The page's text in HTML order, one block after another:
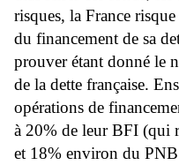
risques, la France
du financement de sa
prouver étant donné le
de la dette française.
opérations de
à 20% de leur BFI (qui
et 18% environ du PNB